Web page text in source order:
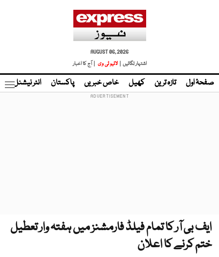
AUGUST 06, 2026
اشتہار لگائیں |
لائیو ٹی وی | آج کا اخبار
صفحۂ اول تازہ ترین کھیل خاص خبریں پاکستان انٹر نیشنل
ایف بی آر کا تمام فیلڈ فارمشنز میں ہفتہ وار تعطیل
ختم کرنے کا اعلان